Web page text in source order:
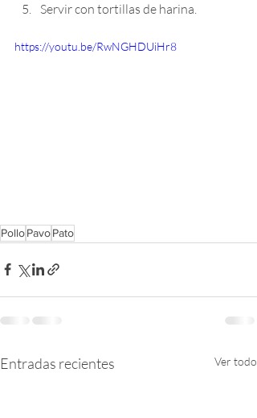
Servir con tortillas de harina.
https://youtu.be/RwNGHDUiHr8
PolloPavoPato
Entradas recientes Ver todo